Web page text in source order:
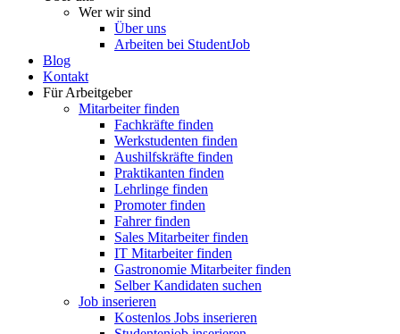
Wer wir sind
Über uns
Arbeiten bei StudentJob
Blog
Kontakt
Für Arbeitgeber
Mitarbeiter finden
Fachkräfte finden
Werkstudenten finden
Aushilfskräfte finden
Praktikanten finden
Lehrlinge finden
Promoter finden
Fahrer finden
Sales Mitarbeiter finden
IT Mitarbeiter finden
Gastronomie Mitarbeiter finden
Selber Kandidaten suchen
Job inserieren
Kostenlos Jobs inserieren